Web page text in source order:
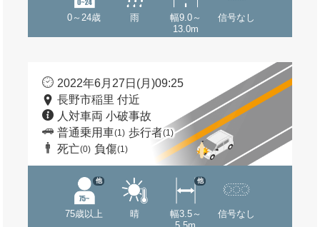
0～24歳 雨
幅9.0～
13.0m
信号なし
2022年6月27日(月)09:25
長野市稲里 付近
人対車両 小破事故
普通乗用車(1) 歩行者(1)
死亡(0) 負傷(1)
75歳以上
他
晴
幅3.5～
他
信号なし